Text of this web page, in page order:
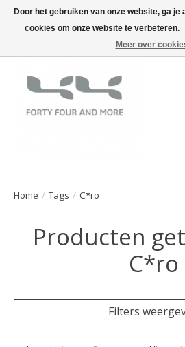
Home / Tags / C*ro
Producten
C*ro
Filters
Door het gebruiken van onze website, ga
cookies om onze website te verbeteren.
Meer over